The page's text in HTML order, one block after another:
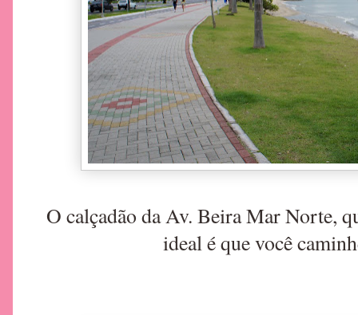
O calçadão da Av. Beira Mar Norte,
ideal é que você